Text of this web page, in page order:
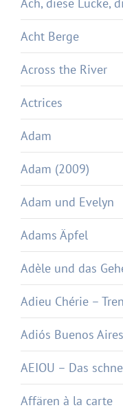
Ach, diese Lücke,
Acht Berge
Across the River
Actrices
Adam
Adam (2009)
Adam und Evelyn
Adams Äpfel
Adèle und das
Adieu Chérie –
Adiós Buenos Aires
AEIOU – Das
Affären à la carte